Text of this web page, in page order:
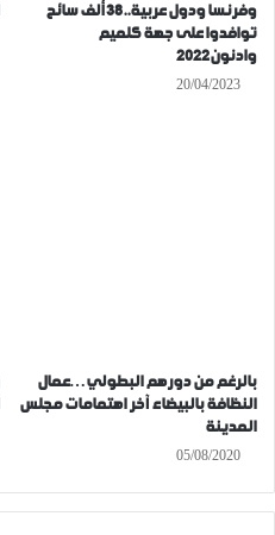
وفرنسا ودول عربية..38 ألف سائح
توافدوا على جهة كلميم
وادنون2022
20/04/2023
بالرغم من دورهم البطولي…عمال
النظافة بالبيضاء آخر اهتمامات مجلس
المدينة
05/08/2020